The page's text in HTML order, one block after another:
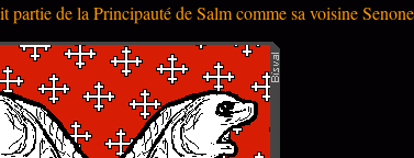
partie de la Principauté de Salm comme sa voisine